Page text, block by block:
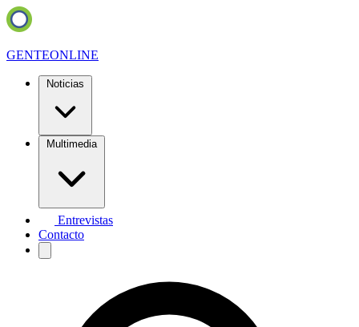
GENTEONLINE
Noticias
Multimedia
Entrevistas
Contacto